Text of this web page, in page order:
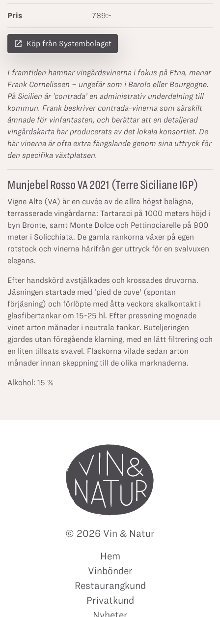
Pris 789:-
launch Köp från Systembolaget
I framtiden hamnar vingårdsvinerna i fokus på Etna, menar
Frank Cornelissen – ungefär som i Barolo eller Bourgogne.
På Sicilien är ’contrada’ en administrativ underdelning till
kommun. Frank beskriver contrada-vinerna som särskilt
ämnade för vinfantasten, och berättar att en detaljerad
vingårdskarta har producerats av det lokala konsortiet. De
här vinerna är ofta extra fängslande genom sina uttryck för
den specifika växtplatsen.
Munjebel Rosso VA 2021 (Terre Siciliane IGP)
Vigne Alte (VA) är en cuvée av de allra högst belägna,
terrasserade vingårdarna: Tartaraci på 1000 meters höjd i
byn Bronte, samt Monte Dolce och Pettinociarelle på 900
meter i Solicchiata. De gamla rankorna växer på egen
rotstock och vinerna härifrån ger uttryck för en svalvuxen
elegans.
Efter handskörd avstjälkades och krossades druvorna.
Jäsningen startade med 'pied de cuve' (spontan
förjäsning) och förlöpte med åtta veckors skalkontakt i
glasfibertankar om 15-25 hl. Efter pressning mognade
vinet arton månader i neutrala tankar. Buteljeringen
gjordes utan föregående klarning, med en lätt filtrering och
en liten tillsats svavel. Flaskorna vilade sedan arton
månader innan skeppning till de olika marknaderna.
Alkohol: 15 %
© 2026 Vin & Natur
Hem
Vinbönder
Restaurangkund
Privatkund